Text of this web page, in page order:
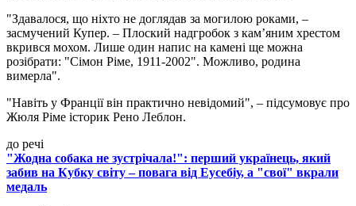
"Здавалося, що ніхто не доглядав за могилою роками, –
засмучений Купер. – Плоский надгробок з кам’яним хрестом
вкрився мохом. Лише один напис на камені ще можна
розібрати: "Сімон Ріме, 1911-2002". Можливо, родина
вимерла".
"Навіть у Франції він практично невідомий", – підсумовує про
Жюля Ріме історик Рено Леблон.
до речі
"Жодна собака не зустрічала!": перший українець, який
забив на Кубку світу – повага від Еусебіу, а "свої" вкрали
медаль